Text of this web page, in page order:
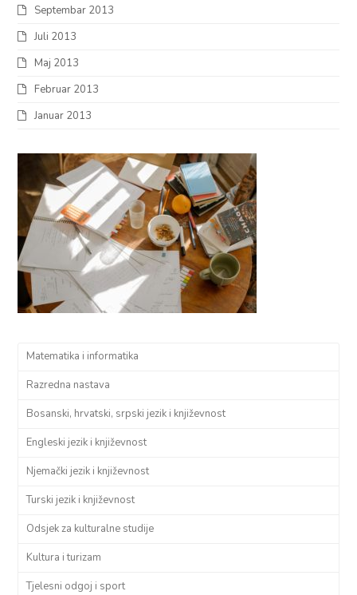
Septembar 2013
Juli 2013
Maj 2013
Februar 2013
Januar 2013
Matematika i informatika
Razredna nastava
Bosanski, hrvatski, srpski jezik i književnost
Engleski jezik i književnost
Njemački jezik i književnost
Turski jezik i književnost
Odsjek za kulturalne studije
Kultura i turizam
Tjelesni odgoj i sport